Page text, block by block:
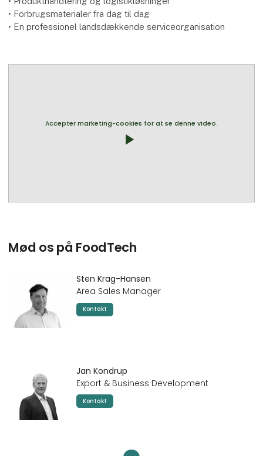
• Forbrugsmaterialer fra dag til dag
• En professionel landsdækkende serviceorganisation
Accepter marketing-cookies for at se denne video.
play_arrow
Mød os på FoodTech
Sten Krag-Hansen
Area Sales Manager
Kontakt
Jan Kondrup
Export & Business Development
Kontakt